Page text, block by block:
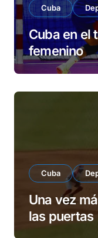
Cuba
Cuba en el trono del balonmano
femenino
Cuba
Una vez
las puertas